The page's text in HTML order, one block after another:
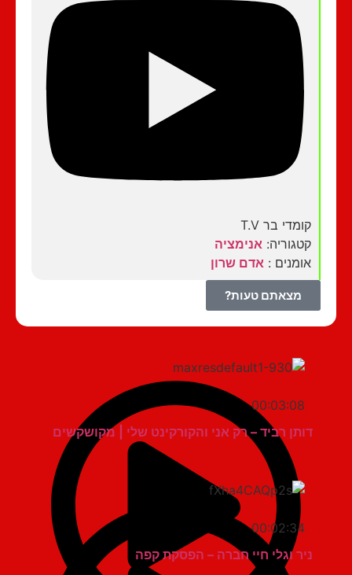
קומדי בר T.V
קטגוריה:אנימציה
אומנים :אדם שרון
מצאתם טעות?
00:03:08
דותן רביד – רק אני והקורקינט שלי | מקושקשים
00:02:34
ניר וגלי חיי חברה – הפסקת קפה